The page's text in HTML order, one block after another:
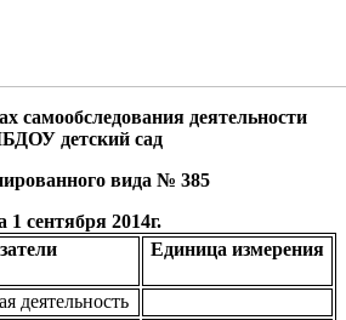
самообследования деятельности
детский сад
вида № 385
1 сентября 2014г.
Единица измерения
деятельность